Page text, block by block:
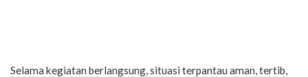
Selama kegiatan berlangsung, situasi terpantau aman, tertib,